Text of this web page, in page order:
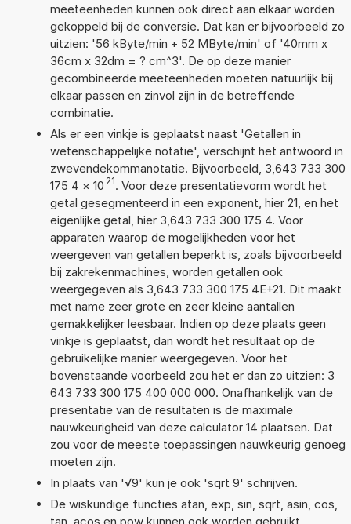
meeteenheden kunnen ook direct aan elkaar worden
gekoppeld bij de conversie. Dat kan er bijvoorbeeld zo
uitzien: '56 kByte/min + 52 MByte/min' of '40mm x
36cm x 32dm = ? cm^3'. De op deze manier
gecombineerde meeteenheden moeten natuurlijk bij
elkaar passen en zinvol zijn in de betreffende
combinatie.
Als er een vinkje is geplaatst naast 'Getallen in
wetenschappelijke notatie', verschijnt het antwoord in
zwevendekommanotatie. Bijvoorbeeld, 3,643 733 300
175 4 × 10 21. Voor deze presentatievorm wordt het
getal gesegmenteerd in een exponent, hier 21, en het
eigenlijke getal, hier 3,643 733 300 175 4. Voor
apparaten waarop de mogelijkheden voor het
weergeven van getallen beperkt is, zoals bijvoorbeeld
bij zakrekenmachines, worden getallen ook
weergegeven als 3,643 733 300 175 4E+21. Dit maakt
met name zeer grote en zeer kleine aantallen
gemakkelijker leesbaar. Indien op deze plaats geen
vinkje is geplaatst, dan wordt het resultaat op de
gebruikelijke manier weergegeven. Voor het
bovenstaande voorbeeld zou het er dan zo uitzien: 3
643 733 300 175 400 000 000. Onafhankelijk van de
presentatie van de resultaten is de maximale
nauwkeurigheid van deze calculator 14 plaatsen. Dat
zou voor de meeste toepassingen nauwkeurig genoeg
moeten zijn.
In plaats van '√9' kun je ook 'sqrt 9' schrijven.
De wiskundige functies atan, exp, sin, sqrt, asin, cos,
tan, acos en pow kunnen ook worden gebruikt.